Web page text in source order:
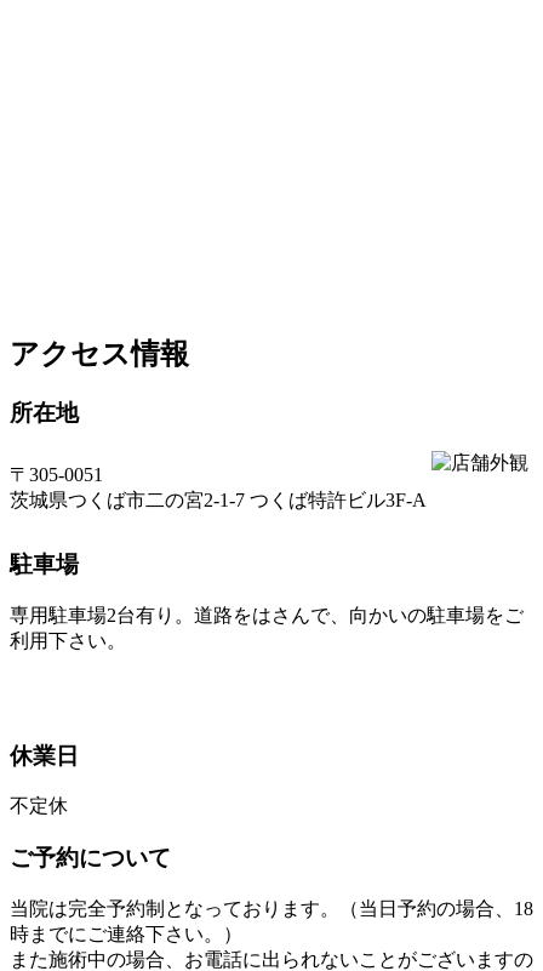
アクセス情報
所在地
〒305-0051
茨城県つくば市二の宮2-1-7 つくば特許ビル3F-A
駐車場
専用駐車場2台有り。道路をはさんで、向かいの駐車場をご
利用下さい。
休業日
不定休
ご予約について
当院は完全予約制となっております。（当日予約の場合、18
時までにご連絡下さい。）
また施術中の場合、お電話に出られないことがございますの